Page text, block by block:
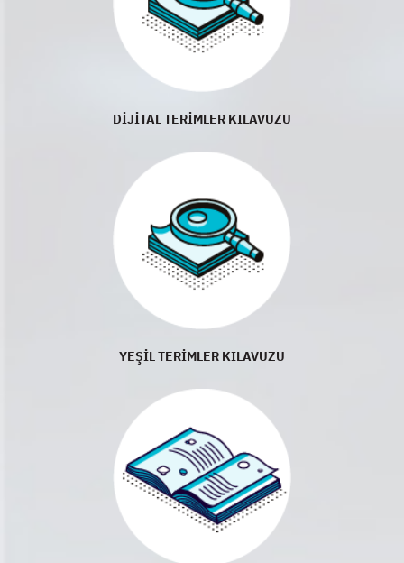
DİJİTAL TERİMLER KILAVUZU
YEŞİL TERİMLER KILAVUZU